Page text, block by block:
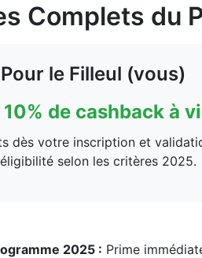
Complets du
Pour le Filleul (vous)
de cashback à
dès votre inscription et
selon les critères 2025.
2025 : Prime